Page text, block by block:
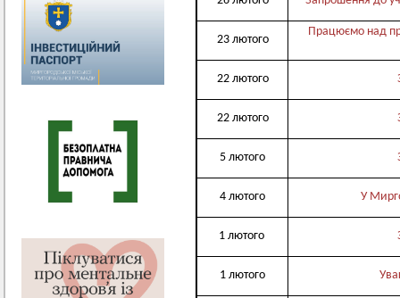
23 лютого
Працюємо над
22 лютого
22 лютого
5 лютого
4 лютого У
1 лютого
1 лютого